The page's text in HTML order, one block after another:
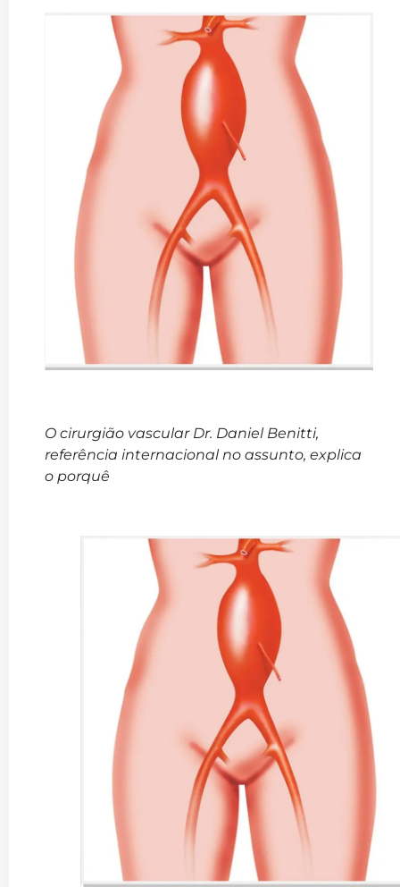
O cirurgião vascular Dr. Daniel Benitti,
referência internacional no assunto, explica
o porquê